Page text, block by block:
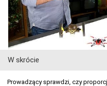
W skrócie
Prowadzący sprawdzi, czy